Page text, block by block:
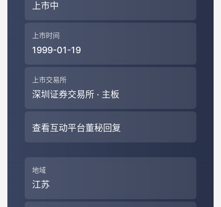
上市中
上市时间
1999-01-19
上市交易所
深圳证券交易所 · 主板
查看互动平台董秘回复
地域
江苏